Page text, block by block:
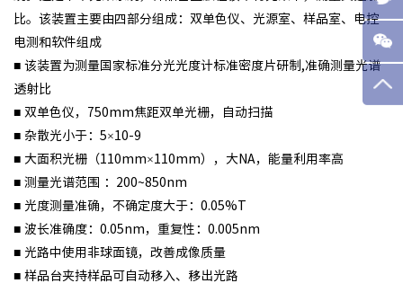
比。该装置主要由四部分组成：双单色仪、光源室、样品室、电控
电测和软件组成
■ 该装置为测量国家标准分光光度计标准密度片研制,准确测量光谱
透射比
■ 双单色仪，750mm焦距双单光栅，自动扫描
■ 杂散光小于：5×10-9
■ 大面积光栅（110mm×110mm），大NA，能量利用率高
■ 测量光谱范围 ：200~850nm
■ 光度测量准确，不确定度大于：0.05%T
■ 波长准确度：0.05nm，重复性：0.005nm
■ 光路中使用非球面镜，改善成像质量
■ 样品台夹持样品可自动移入、移出光路